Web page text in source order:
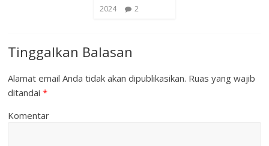
2024
2
Tinggalkan Balasan
Alamat email Anda tidak akan dipublikasikan. Ruas yang wajib
ditandai*
Komentar